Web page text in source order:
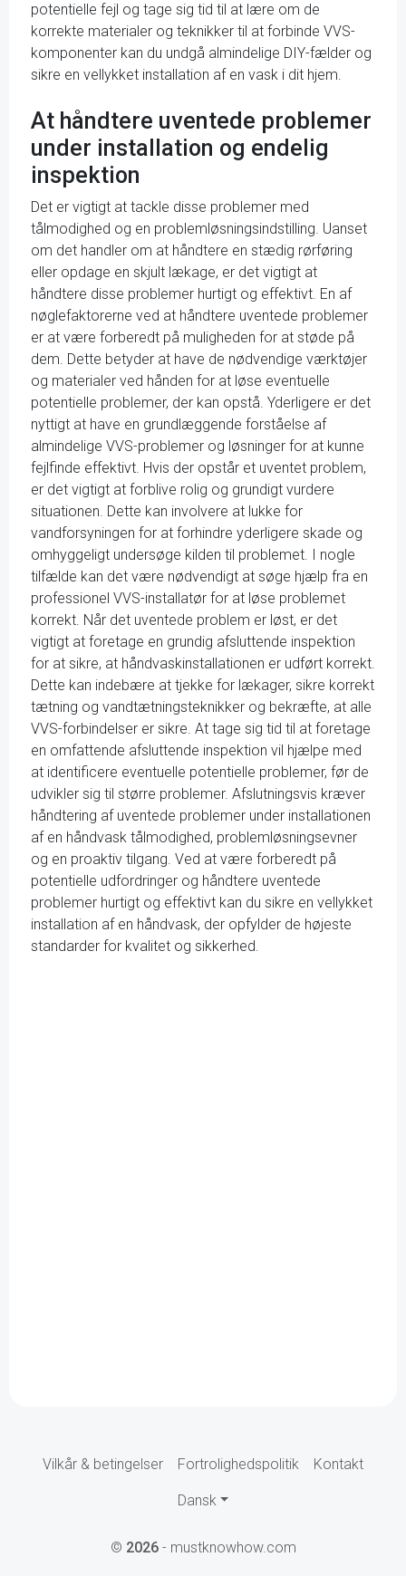
potentielle fejl og tage sig tid til at lære om de
korrekte materialer og teknikker til at forbinde VVS-
komponenter kan du undgå almindelige DIY-fælder og
sikre en vellykket installation af en vask i dit hjem.
At håndtere uventede problemer
under installation og endelig
inspektion
Det er vigtigt at tackle disse problemer med
tålmodighed og en problemløsningsindstilling. Uanset
om det handler om at håndtere en stædig rørføring
eller opdage en skjult lækage, er det vigtigt at
håndtere disse problemer hurtigt og effektivt. En af
nøglefaktorerne ved at håndtere uventede problemer
er at være forberedt på muligheden for at støde på
dem. Dette betyder at have de nødvendige værktøjer
og materialer ved hånden for at løse eventuelle
potentielle problemer, der kan opstå. Yderligere er det
nyttigt at have en grundlæggende forståelse af
almindelige VVS-problemer og løsninger for at kunne
fejlfinde effektivt. Hvis der opstår et uventet problem,
er det vigtigt at forblive rolig og grundigt vurdere
situationen. Dette kan involvere at lukke for
vandforsyningen for at forhindre yderligere skade og
omhyggeligt undersøge kilden til problemet. I nogle
tilfælde kan det være nødvendigt at søge hjælp fra en
professionel VVS-installatør for at løse problemet
korrekt. Når det uventede problem er løst, er det
vigtigt at foretage en grundig afsluttende inspektion
for at sikre, at håndvaskinstallationen er udført korrekt.
Dette kan indebære at tjekke for lækager, sikre korrekt
tætning og vandtætningsteknikker og bekræfte, at alle
VVS-forbindelser er sikre. At tage sig tid til at foretage
en omfattende afsluttende inspektion vil hjælpe med
at identificere eventuelle potentielle problemer, før de
udvikler sig til større problemer. Afslutningsvis kræver
håndtering af uventede problemer under installationen
af en håndvask tålmodighed, problemløsningsevner
og en proaktiv tilgang. Ved at være forberedt på
potentielle udfordringer og håndtere uventede
problemer hurtigt og effektivt kan du sikre en vellykket
installation af en håndvask, der opfylder de højeste
standarder for kvalitet og sikkerhed.
Vilkår & betingelser Fortrolighedspolitik Kontakt
Dansk
© 2026- mustknowhow.com